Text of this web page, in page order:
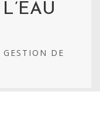
GESTION DE